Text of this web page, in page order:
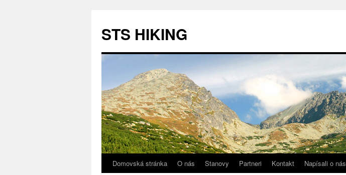
STS HIKING
Preskočiť
Domovská stránka O nás Stanovy Partneri Kontakt Napísali o nás